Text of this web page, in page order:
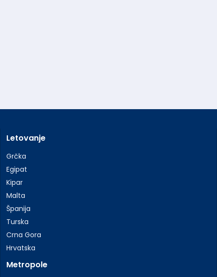
Letovanje
Grčka
Egipat
Kipar
Malta
Španija
Turska
Crna Gora
Hrvatska
Metropole